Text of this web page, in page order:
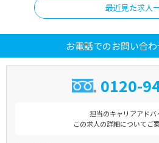
最近見た求人
お電話でのお問い合
0120-
担当のキャリアアドバ
この求人の詳細についてご